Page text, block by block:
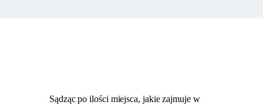
Sądząc po ilości miejsca, jakie zajmuje w